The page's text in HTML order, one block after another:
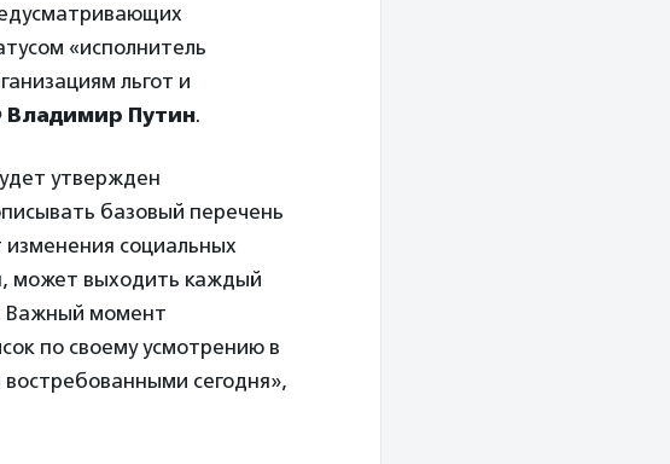
«исполнитель
льгот и
Владимир Путин.
утвержден
базовый перечень
изменения социальных
может выходить каждый
Важный момент
по своему усмотрению в
востребованными сегодня»,